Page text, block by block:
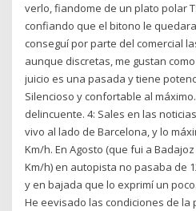
verlo, fiandome de un plato polar
confiando que el bitono le
conseguí por parte del comercial
aunque discretas, me gustan
juicio es una pasada y tiene
Silencioso y confortable al
delincuente. 4: Sales en las
vivo al lado de Barcelona, y lo
Km/h. En Agosto (que fui a
Km/h) en autopista no pasaba de
y en bajada que lo exprimí un
He eevisado las condiciones de la